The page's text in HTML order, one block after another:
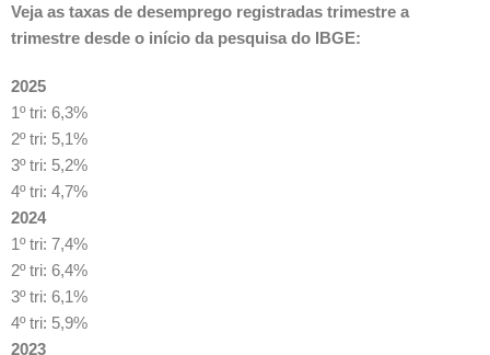
Veja as taxas de desemprego registradas trimestre a
trimestre desde o início da pesquisa do IBGE:
2025
1º tri: 6,3%
2º tri: 5,1%
3º tri: 5,2%
4º tri: 4,7%
2024
1º tri: 7,4%
2º tri: 6,4%
3º tri: 6,1%
4º tri: 5,9%
2023